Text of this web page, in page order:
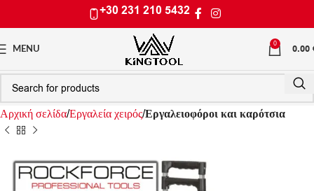
+30 231 210 5432
MENU
0 0.00
Αρχική σελίδαΕργαλεία χειρόςΕργαλειοφόροι και καρότσια